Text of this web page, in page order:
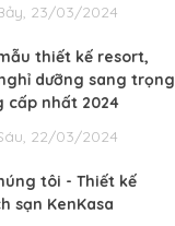
23/03/2024
thiết kế resort,
dưỡng sang trọng
cấp nhất 2024
22/03/2024
tôi - Thiết kế
sạn KenKasa